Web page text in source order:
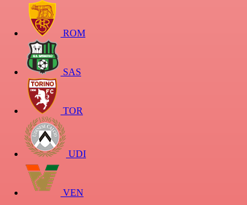
ROM
SAS
TOR
UDI
VEN